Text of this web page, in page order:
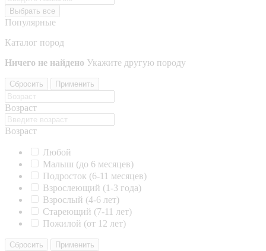
Выбрать все
Популярные
Каталог пород
Ничего не найдено Укажите другую породу
Сбросить Применить
Возраст
Возраст
Любой
Малыш (до 6 месяцев)
Подросток (6-11 месяцев)
Взрослеющий (1-3 года)
Взрослый (4-6 лет)
Стареющий (7-11 лет)
Пожилой (от 12 лет)
Сбросить Применить